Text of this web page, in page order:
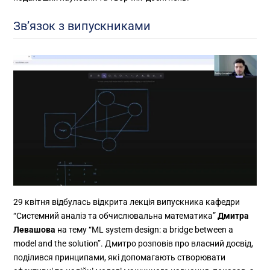
Зв’язок з випускниками
29 квітня відбулась відкрита лекція випускника кафедри
“Системний аналіз та обчислювальна математика”Дмитра
Левашова на тему “ML system design: a bridge between a
model and the solution”. Дмитро розповів про власний досвід,
поділився принципами, які допомагають створювати